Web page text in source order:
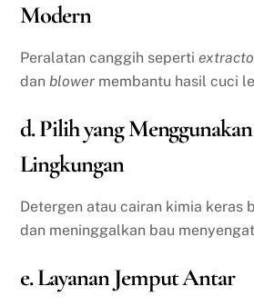
Modern
Peralatan canggih seperti
dan blower membantu hasil cuci
d. Pilih yang
Lingkungan
Detergen atau cairan kimia keras
dan meninggalkan bau
e. Layanan Jemput Antar